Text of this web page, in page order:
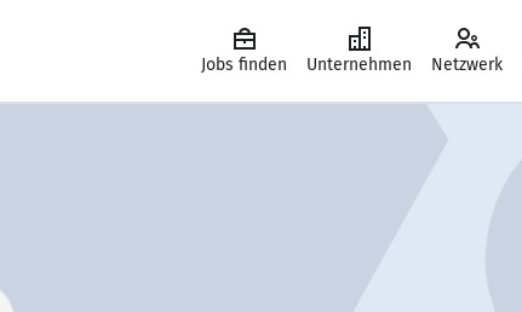
Jobs finden Unternehmen Netzwerk